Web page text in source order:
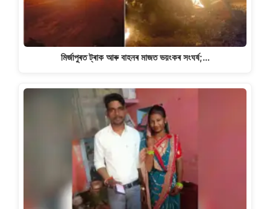
মিৰ্জাপুৰত ট্ৰাক আৰু বাহনৰ মাজত ভয়ংকৰ সংঘৰ্ষ;…